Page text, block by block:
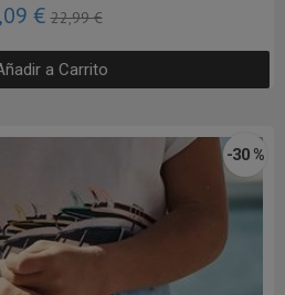
€22,99 €
a Carrito
-30 %